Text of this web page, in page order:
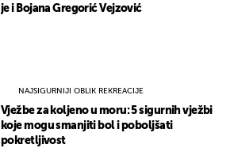
je i Bojana Gregorić Vejzović
NAJSIGURNIJI OBLIK REKREACIJE
Vježbe za koljeno u moru: 5 sigurnih vježbi
koje mogu smanjiti bol i poboljšati
pokretljivost